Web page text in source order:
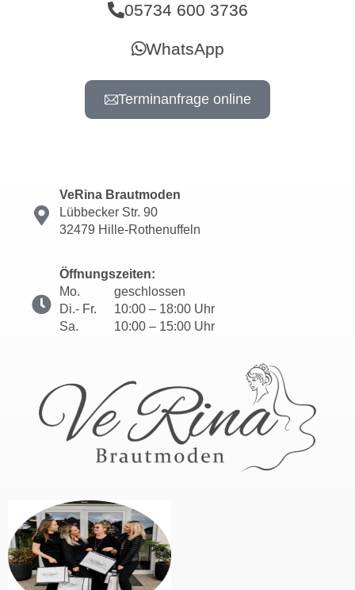
05734 600 3736
WhatsApp
Terminanfrage online
VeRina Brautmoden
Lübbecker Str. 90
32479 Hille-Rothenuffeln
Öffnungszeiten:
Mo.
geschlossen
Di.- Fr.
10:00 – 18:00 Uhr
Sa.
10:00 – 15:00 Uhr